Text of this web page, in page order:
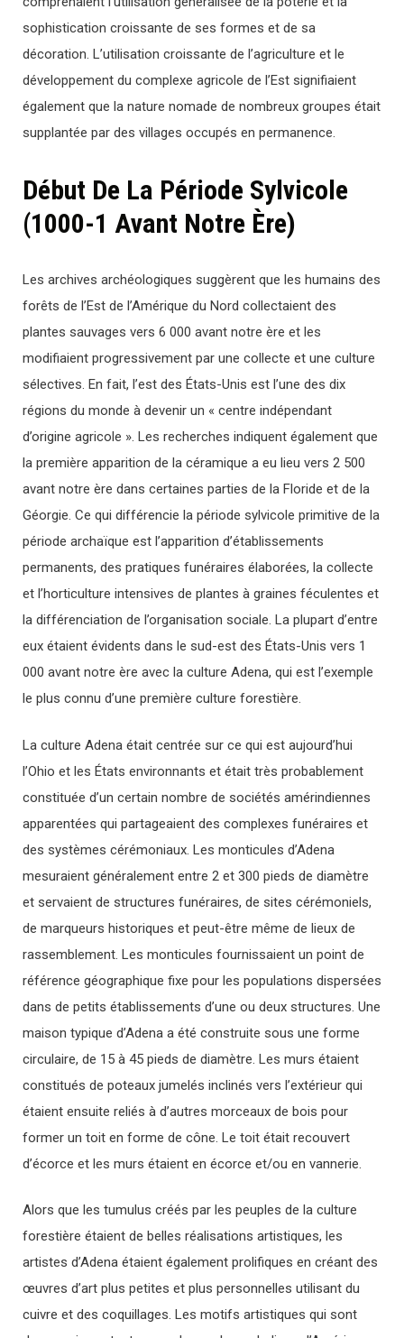
sophistication croissante de ses formes et de sa
décoration. L’utilisation croissante de l’agriculture et le
développement du complexe agricole de l’Est signifiaient
également que la nature nomade de nombreux groupes était
supplantée par des villages occupés en permanence.
Début De La Période Sylvicole
(1000-1 Avant Notre Ère)
Les archives archéologiques suggèrent que les humains des
forêts de l’Est de l’Amérique du Nord collectaient des
plantes sauvages vers 6 000 avant notre ère et les
modifiaient progressivement par une collecte et une culture
sélectives. En fait, l’est des États-Unis est l’une des dix
régions du monde à devenir un « centre indépendant
d’origine agricole ». Les recherches indiquent également que
la première apparition de la céramique a eu lieu vers 2 500
avant notre ère dans certaines parties de la Floride et de la
Géorgie. Ce qui différencie la période sylvicole primitive de la
période archaïque est l’apparition d’établissements
permanents, des pratiques funéraires élaborées, la collecte
et l’horticulture intensives de plantes à graines féculentes et
la différenciation de l’organisation sociale. La plupart d’entre
eux étaient évidents dans le sud-est des États-Unis vers 1
000 avant notre ère avec la culture Adena, qui est l’exemple
le plus connu d’une première culture forestière.
La culture Adena était centrée sur ce qui est aujourd’hui
l’Ohio et les États environnants et était très probablement
constituée d’un certain nombre de sociétés amérindiennes
apparentées qui partageaient des complexes funéraires et
des systèmes cérémoniaux. Les monticules d’Adena
mesuraient généralement entre 2 et 300 pieds de diamètre
et servaient de structures funéraires, de sites cérémoniels,
de marqueurs historiques et peut-être même de lieux de
rassemblement. Les monticules fournissaient un point de
référence géographique fixe pour les populations dispersées
dans de petits établissements d’une ou deux structures. Une
maison typique d’Adena a été construite sous une forme
circulaire, de 15 à 45 pieds de diamètre. Les murs étaient
constitués de poteaux jumelés inclinés vers l’extérieur qui
étaient ensuite reliés à d’autres morceaux de bois pour
former un toit en forme de cône. Le toit était recouvert
d’écorce et les murs étaient en écorce et/ou en vannerie.
Alors que les tumulus créés par les peuples de la culture
forestière étaient de belles réalisations artistiques, les
artistes d’Adena étaient également prolifiques en créant des
œuvres d’art plus petites et plus personnelles utilisant du
cuivre et des coquillages. Les motifs artistiques qui sont